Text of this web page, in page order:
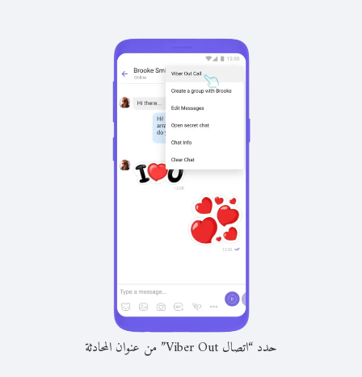
حدد “اتصال Viber Out” من عنوان المحادثة